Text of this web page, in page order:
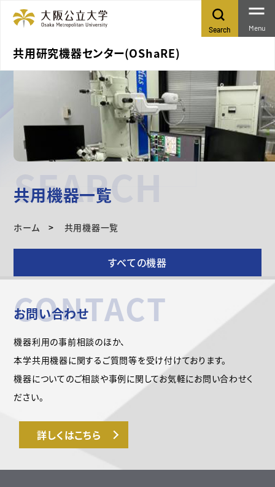
共用研究機器センター(OShaRE)
Search Menu
SEARCH
共用機器一覧
ホーム 共用機器一覧
すべての機器
CONTACT
お問い合わせ
機器利用の事前相談のほか、
本学共用機器に関するご質問等を受け付けております。
機器についてのご相談や事例に関してお気軽にお問い合わせく
ださい。
詳しくはこちら